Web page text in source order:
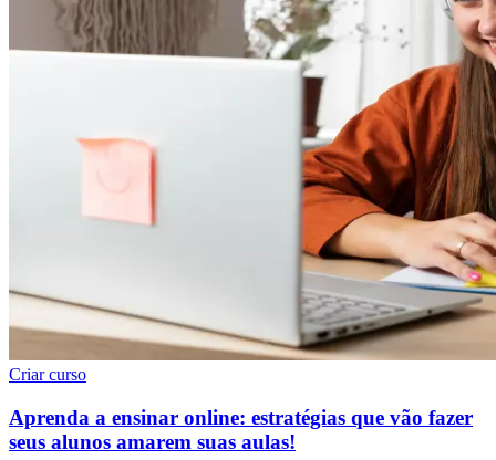
Criar curso
Aprenda a ensinar online: estratégias que vão fazer
seus alunos amarem suas aulas!